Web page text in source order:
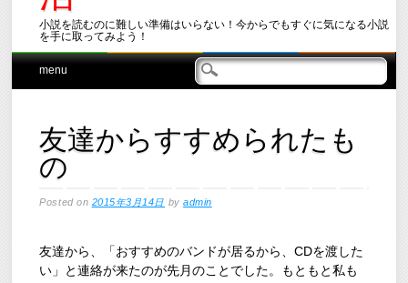
小説を読むのに難しい準備はいらない！今からでもすぐに気になる小説
を手に取ってみよう！
Main menu
Skip
menu
友達からすすめられたも
の
Posted on 2015年3月14日 byadmin
友達から、「おすすめのバンドが居るから、CDを渡した
い」と連絡が来たのが先月のことでした。もともと私も